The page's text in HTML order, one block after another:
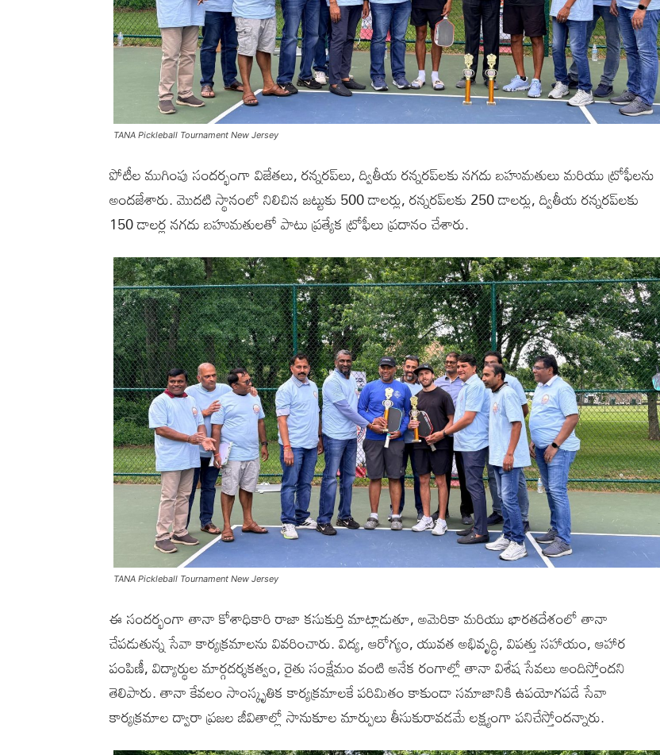
TANA Pickleball Tournament New Jersey
పోటీల ముగింపు సందర్భంగా విజేతలు, రన్నరప్‌లు, ద్వితీయ రన్నరప్‌లకు నగదు బహుమతులు మరియు ట్రోఫీలను
అందజేశారు. మొదటి స్థానంలో నిలిచిన జట్టుకు 500 డాలర్లు, రన్నరప్‌లకు 250 డాలర్లు, ద్వితీయ రన్నరప్‌లకు
150 డాలర్ల నగదు బహుమతులతో పాటు ప్రత్యేక ట్రోఫీలు ప్రదానం చేశారు.
TANA Pickleball Tournament New Jersey
ఈ సందర్భంగా తానా కోశాధికారి రాజా కసుకుర్తి మాట్లాడుతూ, అమెరికా మరియు భారతదేశంలో తానా
చేపడుతున్న సేవా కార్యక్రమాలను వివరించారు. విద్య, ఆరోగ్యం, యువత అభివృద్ధి, విపత్తు సహాయం, ఆహార
పంపిణీ, విద్యార్థుల మార్గదర్శకత్వం, రైతు సంక్షేమం వంటి అనేక రంగాల్లో తానా విశేష సేవలు అందిస్తోందని
తెలిపారు. తానా కేవలం సాంస్కృతిక కార్యక్రమాలకే పరిమితం కాకుండా సమాజానికి ఉపయోగపడే సేవా
కార్యక్రమాల ద్వారా ప్రజల జీవితాల్లో సానుకూల మార్పులు తీసుకురావడమే లక్ష్యంగా పనిచేస్తోందన్నారు.